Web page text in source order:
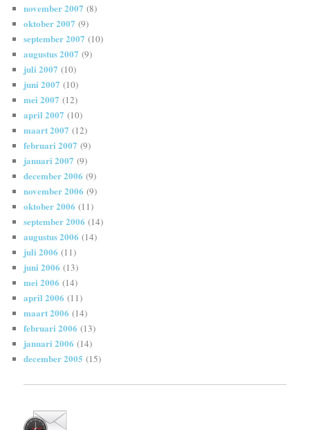
november 2007 (8)
oktober 2007 (9)
september 2007 (10)
augustus 2007 (9)
juli 2007 (10)
juni 2007 (10)
mei 2007 (12)
april 2007 (10)
maart 2007 (12)
februari 2007 (9)
januari 2007 (9)
december 2006 (9)
november 2006 (9)
oktober 2006 (11)
september 2006 (14)
augustus 2006 (14)
juli 2006 (11)
juni 2006 (13)
mei 2006 (14)
april 2006 (11)
maart 2006 (14)
februari 2006 (13)
januari 2006 (14)
december 2005 (15)